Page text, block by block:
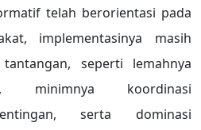
telah berorientasi pada
implementasinya masih
seperti lemahnya
minimnya koordinasi
serta dominasi